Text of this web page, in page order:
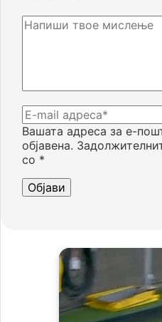
Вашата адреса за е-
објавена.
со *